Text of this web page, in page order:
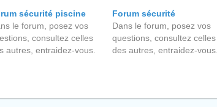
sécurité piscine
le forum, posez vos
consultez celles
autres, entraidez-vous.
Forum sécurité
Dans le forum, posez vos
questions, consultez celles
des autres, entraidez-